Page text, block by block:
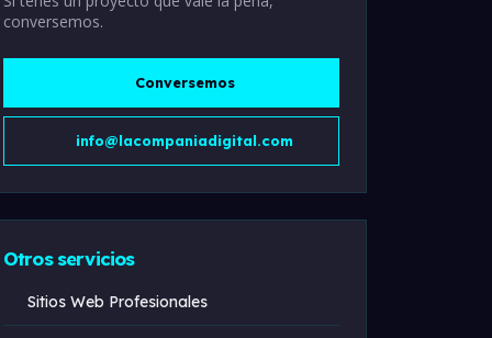
conversemos.
Conversemos
info@lacompaniadigital.com
Otros servicios
Sitios Web Profesionales